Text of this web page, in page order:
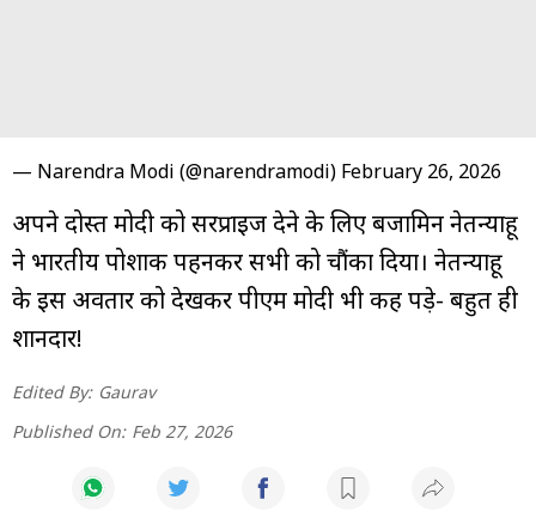
— Narendra Modi (@narendramodi) February 26, 2026
अपने दोस्त मोदी को सरप्राइज देने के लिए बेंजामिन नेतन्याहू
ने भारतीय पोशाक पहनकर सभी को चौंका दिया। नेतन्याहू
के इस अवतार को देखकर पीएम मोदी भी कह पड़े- बहुत ही
शानदार!
Edited By: Gaurav
Published On: Feb 27, 2026